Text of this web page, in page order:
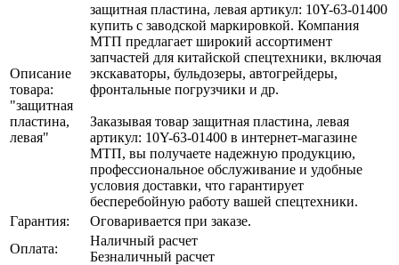
Описание
товара:
"защитная
пластина,
левая"
защитная пластина, левая артикул: 10Y-63-01400
купить с заводской маркировкой. Компания
МТП предлагает широкий ассортимент
запчастей для китайской спецтехники, включая
экскаваторы, бульдозеры, автогрейдеры,
фронтальные погрузчики и др.
Заказывая товар защитная пластина, левая
артикул: 10Y-63-01400 в интернет-магазине
МТП, вы получаете надежную продукцию,
профессиональное обслуживание и удобные
условия доставки, что гарантирует
бесперебойную работу вашей спецтехники.
Гарантия:
Оговаривается при заказе.
Оплата:
Наличный расчет
Безналичный расчет